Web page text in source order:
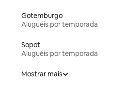
Gotemburgo
Aluguéis por temporada
Sopot
Aluguéis por temporada
Mostrar mais